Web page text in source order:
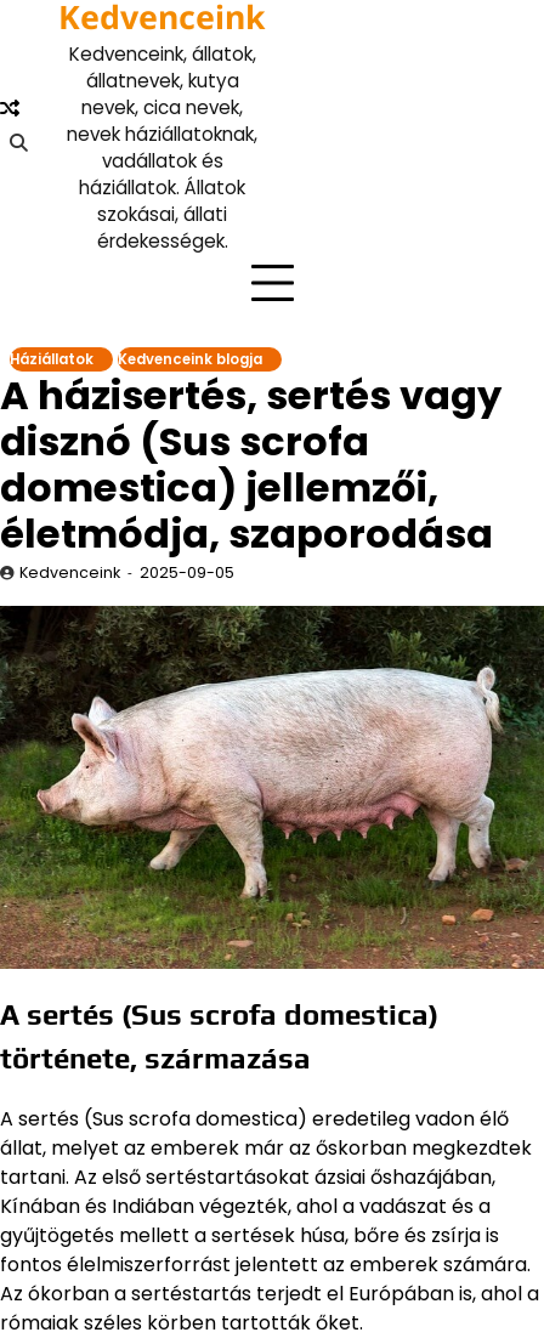
Kedvenceink
Kedvenceink, állatok,
állatnevek, kutya
nevek, cica nevek,
nevek háziállatoknak,
vadállatok és
háziállatok. Állatok
szokásai, állati
érdekességek.
Háziállatok Kedvenceink blogja
A házisertés, sertés vagy
disznó (Sus scrofa
domestica) jellemzői,
életmódja, szaporodása
Kedvenceink 2025-09-05
A sertés (Sus scrofa domestica)
története, származása
A sertés (Sus scrofa domestica) eredetileg vadon élő
állat, melyet az emberek már az őskorban megkezdtek
tartani. Az első sertéstartásokat ázsiai őshazájában,
Kínában és Indiában végezték, ahol a vadászat és a
gyűjtögetés mellett a sertések húsa, bőre és zsírja is
fontos élelmiszerforrást jelentett az emberek számára.
Az ókorban a sertéstartás terjedt el Európában is, ahol a
rómaiak széles körben tartották őket.